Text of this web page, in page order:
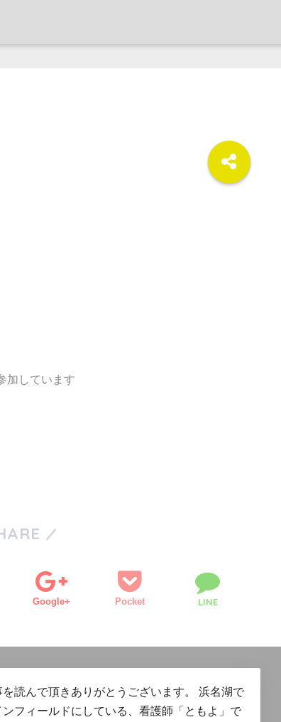
加しています
Google+ Pocket LINE
読んで頂きありがとうございます。 浜名湖で
フィールドにしている、看護師「ともよ」で